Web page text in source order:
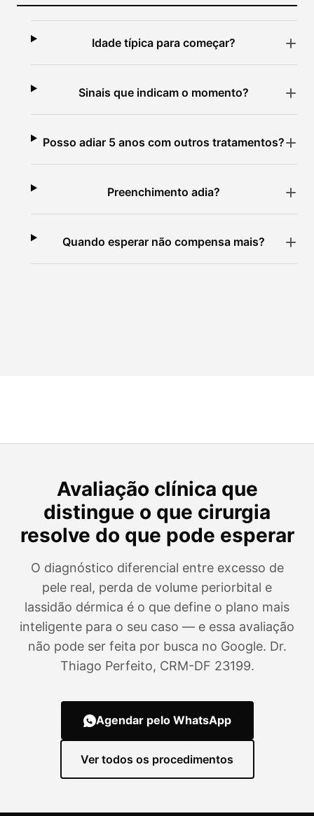
Idade típica para começar?
Sinais que indicam o momento?
Posso adiar 5 anos com outros tratamentos?
Preenchimento adia?
Quando esperar não compensa mais?
Avaliação clínica que
distingue o que cirurgia
resolve do que pode esperar
O diagnóstico diferencial entre excesso de
pele real, perda de volume periorbital e
lassidão dérmica é o que define o plano mais
inteligente para o seu caso — e essa avaliação
não pode ser feita por busca no Google. Dr.
Thiago Perfeito, CRM-DF 23199.
Agendar pelo WhatsApp
Ver todos os procedimentos